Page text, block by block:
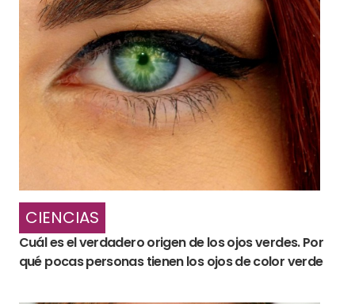
CIENCIAS
Cuál es el verdadero origen de los ojos verdes. Por
qué pocas personas tienen los ojos de color verde